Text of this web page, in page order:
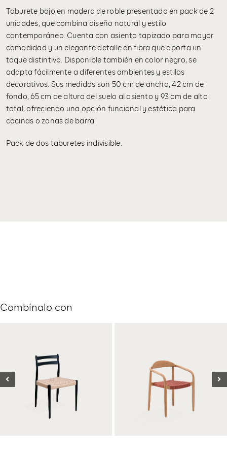
Taburete bajo en madera de roble presentado en pack de 2
unidades, que combina diseño natural y estilo
contemporáneo. Cuenta con asiento tapizado para mayor
comodidad y un elegante detalle en fibra que aporta un
toque distintivo. Disponible también en color negro, se
adapta fácilmente a diferentes ambientes y estilos
decorativos. Sus medidas son 50 cm de ancho, 42 cm de
fondo, 65 cm de altura del suelo al asiento y 93 cm de alto
total, ofreciendo una opción funcional y estética para
cocinas o zonas de barra.
Pack de dos taburetes indivisible.
Combínalo con